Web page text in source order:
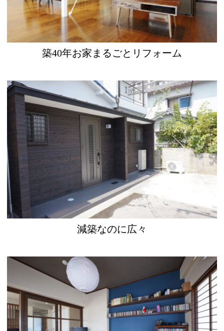
築40年お家まるごとリフォーム
減築なのに広々